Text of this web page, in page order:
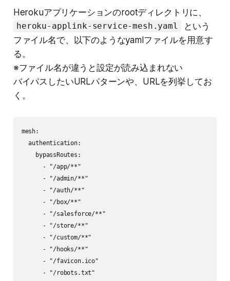
Herokuアプリケーションのrootディレクトリに、
heroku-applink-service-mesh.yaml
という
ファイル名で、以下のようなyamlファイルを用意す
る。
※ファイル名が違うと設定が読み込まれない
バイパスしたいURLパターンや、URLを列挙してお
く。
mesh:
  authentication:
    bypassRoutes:
      - "/app/**"
      - "/admin/**"
      - "/auth/**"
      - "/box/**"
      - "/salesforce/**"
      - "/store/**"
      - "/custom/**"
      - "/hooks/**"
      - "/favicon.ico"
      - "/robots.txt"